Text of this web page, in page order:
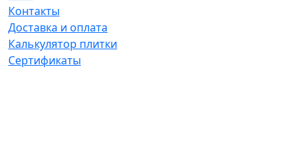
Контакты
Доставка и оплата
Калькулятор плитки
Сертификаты